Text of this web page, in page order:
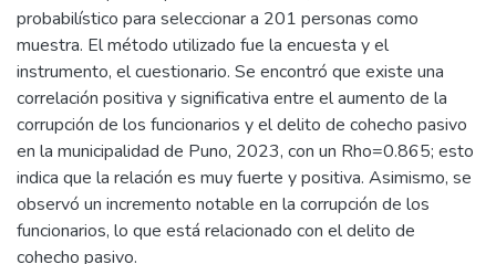
probabilístico para seleccionar a 201 personas como
muestra. El método utilizado fue la encuesta y el
instrumento, el cuestionario. Se encontró que existe una
correlación positiva y significativa entre el aumento de la
corrupción de los funcionarios y el delito de cohecho pasivo
en la municipalidad de Puno, 2023, con un Rho=0.865; esto
indica que la relación es muy fuerte y positiva. Asimismo, se
observó un incremento notable en la corrupción de los
funcionarios, lo que está relacionado con el delito de
cohecho pasivo.